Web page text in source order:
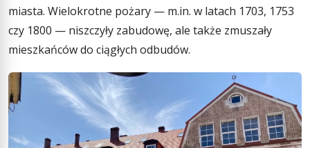
miasta. Wielokrotne pożary — m.in. w latach 1703, 1753
czy 1800 — niszczyły zabudowę, ale także zmuszały
mieszkańców do ciągłych odbudów.